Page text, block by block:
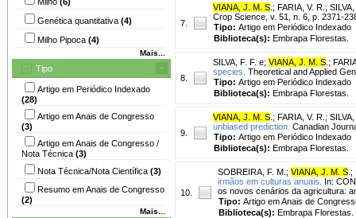
Genética quantitativa (4)
Milho Pipoca (4)
Mais...
Tipo
Artigo em Periódico Indexado
(28)
Artigo em Anais de Congresso
(3)
Artigo em Anais de Congresso /
Nota Técnica (3)
Nota Técnica/Nota Científica (3)
Resumo em Anais de Congresso
(2)
Mais...
7.
VIANA, J. M. S ; FARIA, V. R. ;
Crop Science, v. 51, n. 6, p. 2371-
Tipo: Artigo em Periódico Indexado
Biblioteca(s): Embrapa Florestas.
8.
SILVA, F. F. e; VIANA, J. M. S ;
species. Theoretical and Applied
Tipo: Artigo em Periódico Indexado
Biblioteca(s): Embrapa Florestas.
9.
VIANA, J. M. S ; FARIA, V. R. ;
unbiased prediction. Canadian
Tipo: Artigo em Periódico Indexado
Biblioteca(s): Embrapa Florestas.
10.
SOBREIRA, F. M. ; VIANA, J. M. S ;
irmãos em culturas anuais.
In:
os novos cenários da agricultura:
Tipo: Artigo em Anais de
Biblioteca(s): Embrapa Florestas.